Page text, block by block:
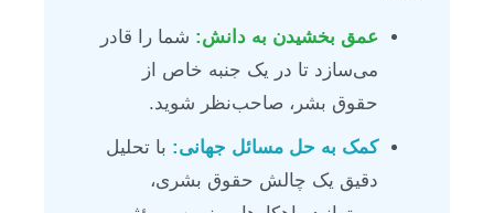
عمق بخشیدن به دانش: شما را قادر
می‌سازد تا در یک جنبه خاص از
حقوق بشر، صاحب‌نظر شوید.
کمک به حل مسائل جهانی: با تحلیل
دقیق یک چالش حقوق بشری،